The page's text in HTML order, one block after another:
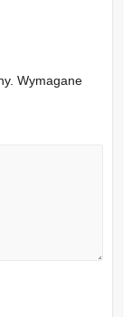
Wymagane